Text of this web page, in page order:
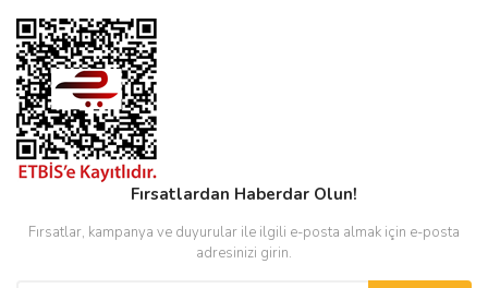
Fırsatlardan Haberdar Olun!
Fırsatlar, kampanya ve duyurular ile ilgili e-posta almak için e-posta
adresinizi girin.